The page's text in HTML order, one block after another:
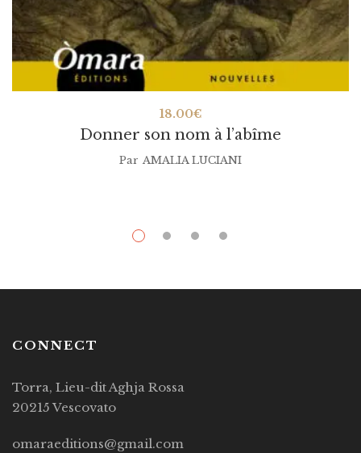
Donner son nom à l’abîme
18.00€
Par AMALIA LUCIANI
CONNECT
Torra, Lieu-dit Aghja Rossa
20215 Vescovato
omaraeditions@gmail.com